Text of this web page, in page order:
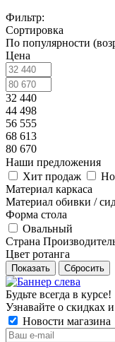
Фильтр:
Сортировка
По популярности
Цена
32 440
44 498
56 555
68 613
80 670
Наши предложения
Хит продаж
Материал каркаса
Материал обивки /
Форма стола
Овальный
Страна
Цвет ротанга
Показать Сбросить
Будьте всегда в курсе!
Узнавайте о скидках
Новости магазина